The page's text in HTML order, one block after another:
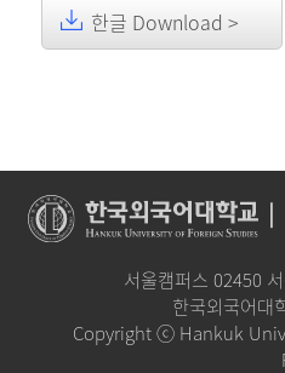
한글 Download >
서울캠퍼스 02450
한국외국어대
Copyright ⓒ Hankuk